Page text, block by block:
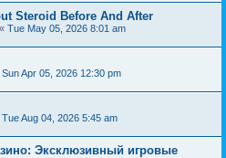
Steroid Before And After
« Tue May 05, 2026 8:01 am
Sun Apr 05, 2026 12:30 pm
Tue Aug 04, 2026 5:45 am
Эксклюзивный игровые